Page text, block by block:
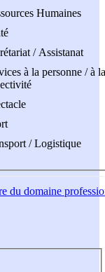
Humaines
/ Assistanat
à la personne / à la
/ Logistique
du domaine